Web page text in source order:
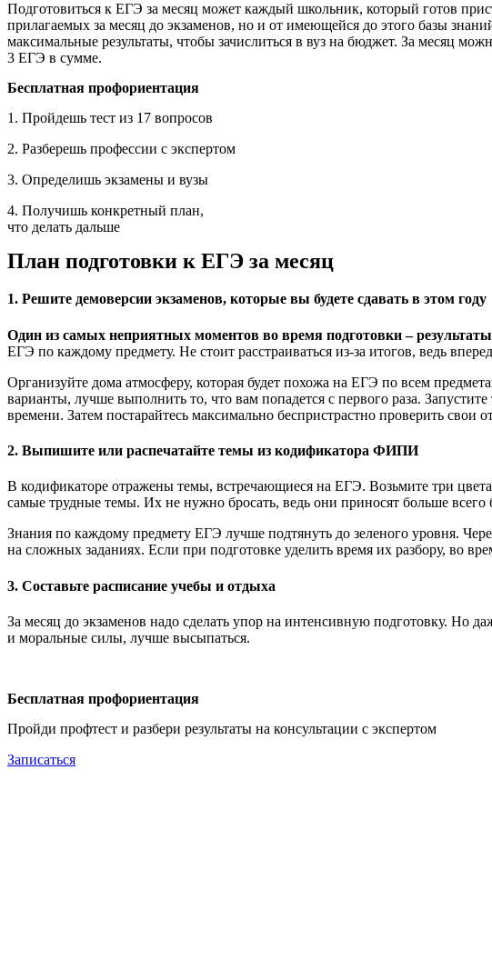
Подготовиться к ЕГЭ за месяц может каждый школьник, который готов
прилагаемых за месяц до экзаменов, но и от имеющейся до этого базы
максимальные результаты, чтобы зачислиться в вуз на бюджет. За месяц
3 ЕГЭ в сумме.
Бесплатная профориентация
1. Пройдешь тест из 17 вопросов
2. Разберешь профессии с экспертом
3. Определишь экзамены и вузы
4. Получишь конкретный план,
что делать дальше
План подготовки к ЕГЭ за месяц
1. Решите демоверсии экзаменов, которые вы будете сдавать в этом году
Один из самых неприятных моментов во время подготовки–
ЕГЭ по каждому предмету. Не стоит расстраиваться из-за итогов, ведь
Организуйте дома атмосферу, которая будет похожа на ЕГЭ по всем
варианты, лучше выполнить то, что вам попадется с первого раза.
времени. Затем постарайтесь максимально беспристрастно проверить свои
2. Выпишите или распечатайте темы из кодификатора ФИПИ
В кодификаторе отражены темы, встречающиеся на ЕГЭ. Возьмите три
самые трудные темы. Их не нужно бросать, ведь они приносят больше всего
Знания по каждому предмету ЕГЭ лучше подтянуть до зеленого уровня.
на сложных заданиях. Если при подготовке уделить время их разбору, во
3. Составьте расписание учебы и отдыха
За месяц до экзаменов надо сделать упор на интенсивную подготовку. Но
и моральные силы, лучше высыпаться.
Бесплатная профориентация
Пройди профтест и разбери результаты на консультации с экспертом
Записаться